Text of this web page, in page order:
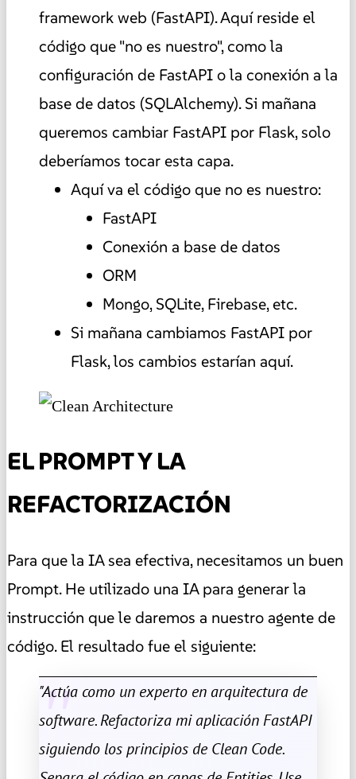
framework web (FastAPI). Aquí reside el
código que "no es nuestro", como la
configuración de FastAPI o la conexión a la
base de datos (SQLAlchemy). Si mañana
queremos cambiar FastAPI por Flask, solo
deberíamos tocar esta capa.
Aquí va el código que no es nuestro:
FastAPI
Conexión a base de datos
ORM
Mongo, SQLite, Firebase, etc.
Si mañana cambiamos FastAPI por
Flask, los cambios estarían aquí.
EL PROMPT Y LA
REFACTORIZACIÓN
Para que la IA sea efectiva, necesitamos un buen
Prompt. He utilizado una IA para generar la
instrucción que le daremos a nuestro agente de
código. El resultado fue el siguiente:
"Actúa como un experto en arquitectura de
software. Refactoriza mi aplicación FastAPI
siguiendo los principios de Clean Code.